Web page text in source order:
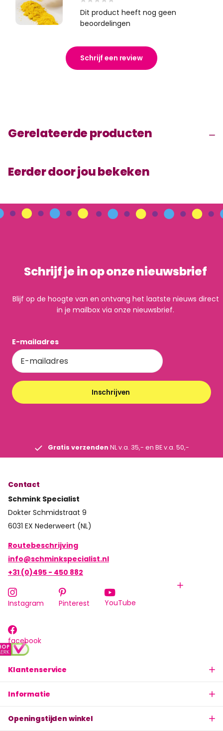
Dit product heeft nog geen
beoordelingen
Schrijf een review
Gerelateerde producten
Eerder door jou bekeken
Schrijf je in op onze nieuwsbrief
Blijf op de hoogte van en ontvang het laatste nieuws direct
in je mailbox via onze nieuwsbrief.
E-mailadres
Inschrijven
Gratis verzenden NL v.a. 35,- en BE v.a. 50,-
Klantenservice
Informatie
Openingstijden winkel
Contact
Schmink Specialist
Dokter Schmidstraat 9
6031 EX Nederweert (NL)
Routebeschrijving
info@schminkspecialist.nl
+31 (0)495 - 450 882
Instagram Pinterest YouTube
facebook